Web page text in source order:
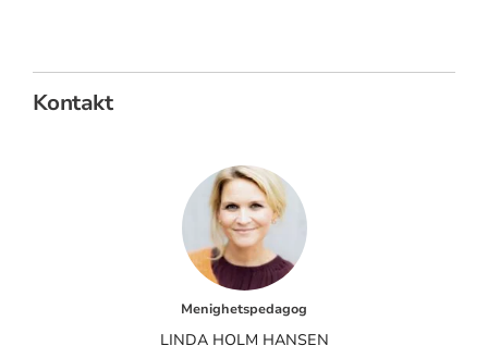
Kontakt
Menighetspedagog
LINDA HOLM HANSEN